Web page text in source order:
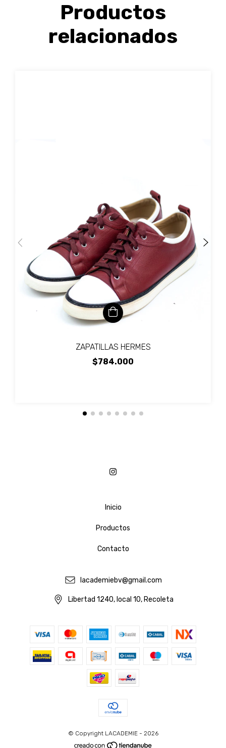
Productos
relacionados
ZAPATILLAS HERMES
$784.000
Inicio
Productos
Contacto
lacademiebv@gmail.com
Libertad 1240, local 10, Recoleta
© Copyright LACADEMIE - 2026